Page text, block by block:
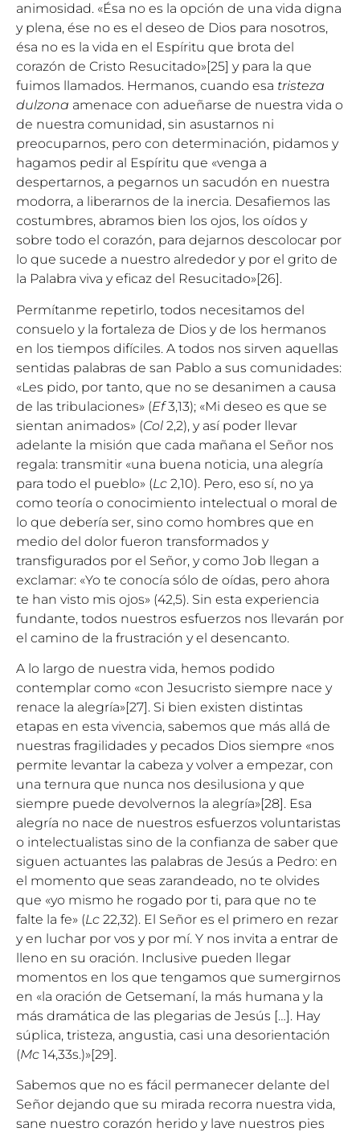
animosidad. «Ésa no es la opción de una vida digna
y plena, ése no es el deseo de Dios para nosotros,
ésa no es la vida en el Espíritu que brota del
corazón de Cristo Resucitado»[25] y para la que
fuimos llamados. Hermanos, cuando esa tristeza
dulzona amenace con adueñarse de nuestra vida o
de nuestra comunidad, sin asustarnos ni
preocuparnos, pero con determinación, pidamos y
hagamos pedir al Espíritu que «venga a
despertarnos, a pegarnos un sacudón en nuestra
modorra, a liberarnos de la inercia. Desafiemos las
costumbres, abramos bien los ojos, los oídos y
sobre todo el corazón, para dejarnos descolocar por
lo que sucede a nuestro alrededor y por el grito de
la Palabra viva y eficaz del Resucitado»[26].
Permítanme repetirlo, todos necesitamos del
consuelo y la fortaleza de Dios y de los hermanos
en los tiempos difíciles. A todos nos sirven aquellas
sentidas palabras de san Pablo a sus comunidades:
«Les pido, por tanto, que no se desanimen a causa
de las tribulaciones» (Ef3,13); «Mi deseo es que se
sientan animados» (Col 2,2), y así poder llevar
adelante la misión que cada mañana el Señor nos
regala: transmitir «una buena noticia, una alegría
para todo el pueblo» (Lc 2,10). Pero, eso sí, no ya
como teoría o conocimiento intelectual o moral de
lo que debería ser, sino como hombres que en
medio del dolor fueron transformados y
transfigurados por el Señor, y como Job llegan a
exclamar: «Yo te conocía sólo de oídas, pero ahora
te han visto mis ojos» (42,5). Sin esta experiencia
fundante, todos nuestros esfuerzos nos llevarán por
el camino de la frustración y el desencanto.
A lo largo de nuestra vida, hemos podido
contemplar como «con Jesucristo siempre nace y
renace la alegría»[27]. Si bien existen distintas
etapas en esta vivencia, sabemos que más allá de
nuestras fragilidades y pecados Dios siempre «nos
permite levantar la cabeza y volver a empezar, con
una ternura que nunca nos desilusiona y que
siempre puede devolvernos la alegría»[28]. Esa
alegría no nace de nuestros esfuerzos voluntaristas
o intelectualistas sino de la confianza de saber que
siguen actuantes las palabras de Jesús a Pedro: en
el momento que seas zarandeado, no te olvides
que «yo mismo he rogado por ti, para que no te
falte la fe» (Lc 22,32). El Señor es el primero en rezar
y en luchar por vos y por mí. Y nos invita a entrar de
lleno en su oración. Inclusive pueden llegar
momentos en los que tengamos que sumergirnos
en «la oración de Getsemaní, la más humana y la
más dramática de las plegarias de Jesús […]. Hay
súplica, tristeza, angustia, casi una desorientación
(Mc 14,33s.)»[29].
Sabemos que no es fácil permanecer delante del
Señor dejando que su mirada recorra nuestra vida,
sane nuestro corazón herido y lave nuestros pies